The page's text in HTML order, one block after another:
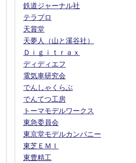
鉄道ジャーナル社
テラプロ
天賞堂
天夢人（山と溪谷社）
Ｄｉｇｉｔｒａｘ
ディディエフ
電気車研究会
でんしゃくらぶ
でんてつ工房
トーマモデルワークス
東急委員会
東京堂モデルカンパニー
東芝ＥＭＩ
東豊精工